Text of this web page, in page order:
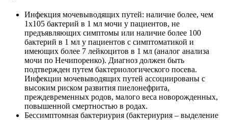
Инфекция мочевыводящих путей: наличие более, чем
1х105 бактерий в 1 мл мочи у пациентов, не
предъявляющих симптомы или наличие более 100
бактерий в 1 мл у пациентов с симптоматикой и
имеющих более 7 лейкоцитов в 1 мл (аналог анализа
мочи по Нечипоренко). Диагноз должен быть
подтвержден путем бактериологического посева.
Инфекции мочевыводящих путей ассоциированы с
высоким риском развития пиелонефрита,
преждевременных родов, малого веса новорожденных,
повышенной смертностью в родах.
Бессимптомная бактериурия (бактериурия – выделение